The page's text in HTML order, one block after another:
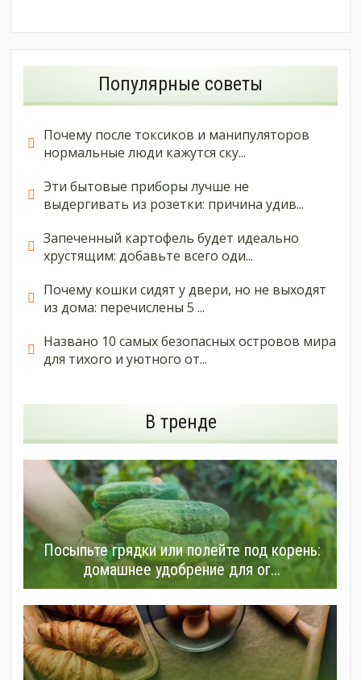
Популярные советы
Почему после токсиков и манипуляторов
нормальные люди кажутся ску...
Эти бытовые приборы лучше не
выдергивать из розетки: причина удив...
Запеченный картофель будет идеально
хрустящим: добавьте всего оди...
Почему кошки сидят у двери, но не выходят
из дома: перечислены 5 ...
Названо 10 самых безопасных островов мира
для тихого и уютного от...
В тренде
Посыпьте грядки или полейте под корень:
домашнее удобрение для ог...